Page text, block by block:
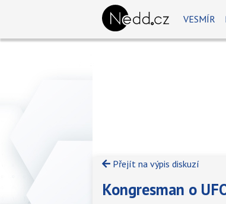
VESMÍR
Přejít na výpis diskuzí
Kongresman o